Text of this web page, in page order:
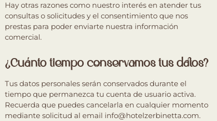
Hay otras razones como nuestro interés en atender tus
consultas o solicitudes y el consentimiento que nos
prestas para poder enviarte nuestra información
comercial.
¿Cuánto tiempo conservamos tus datos?
Tus datos personales serán conservados durante el
tiempo que permanezca tu cuenta de usuario activa.
Recuerda que puedes cancelarla en cualquier momento
mediante solicitud al email info@hotelzerbinetta.com.